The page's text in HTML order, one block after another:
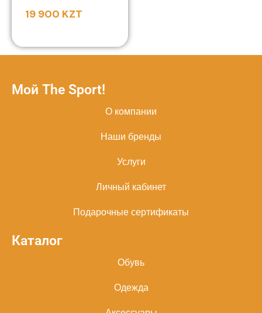
19 900 KZT
Мой The Sport!
О компании
Наши бренды
Услуги
Личный кабинет
Подарочные сертификаты
Каталог
Обувь
Одежда